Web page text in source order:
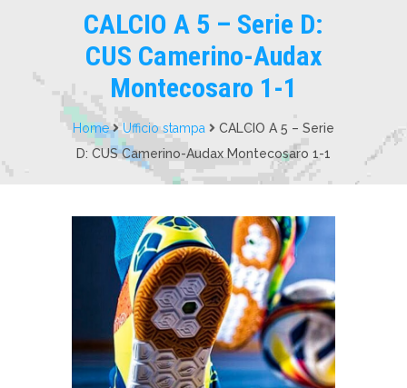
CALCIO A 5 – Serie D:
CUS Camerino-Audax
Montecosaro 1-1
Home Ufficio stampa
CALCIO A 5 – Serie
D: CUS Camerino-Audax Montecosaro 1-1